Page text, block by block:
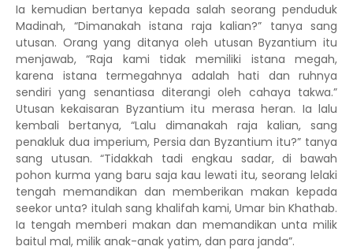
Ia kemudian bertanya kepada salah seorang penduduk
Madinah, “Dimanakah istana raja kalian?” tanya sang
utusan. Orang yang ditanya oleh utusan Byzantium itu
menjawab, “Raja kami tidak memiliki istana megah,
karena istana termegahnya adalah hati dan ruhnya
sendiri yang senantiasa diterangi oleh cahaya takwa.”
Utusan kekaisaran Byzantium itu merasa heran. Ia lalu
kembali bertanya, “Lalu dimanakah raja kalian, sang
penakluk dua imperium, Persia dan Byzantium itu?” tanya
sang utusan. “Tidakkah tadi engkau sadar, di bawah
pohon kurma yang baru saja kau lewati itu, seorang lelaki
tengah memandikan dan memberikan makan kepada
seekor unta? itulah sang khalifah kami, Umar bin Khathab.
Ia tengah memberi makan dan memandikan unta milik
baitul mal, milik anak-anak yatim, dan para janda”.